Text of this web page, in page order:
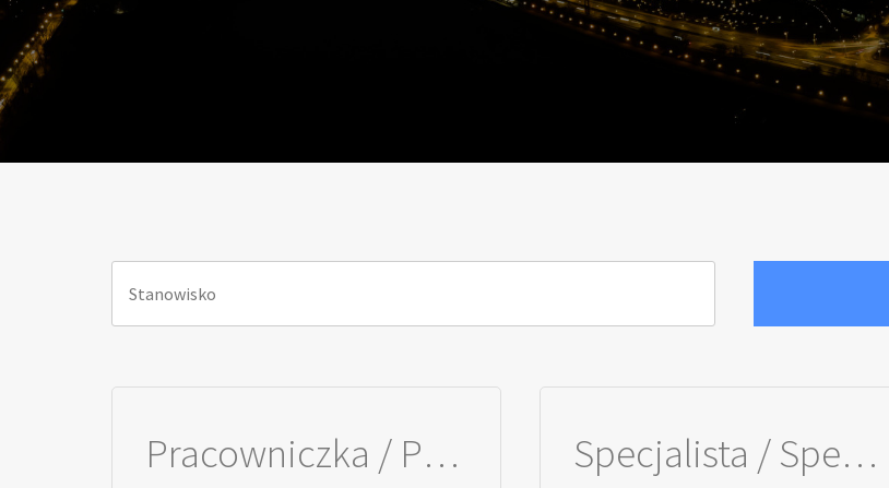
Pracowniczka / Pracownik ds. Utrzymania Terenów Zewnętrznych Specjalista / Specjalistka ds. kadr i płac